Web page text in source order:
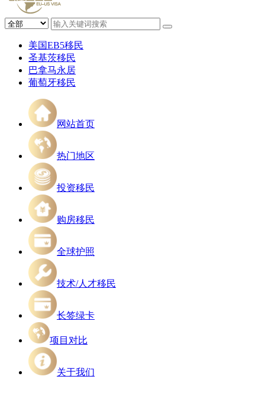
美国EB5移民
圣基茨移民
巴拿马永居
葡萄牙移民
网站首页
热门地区
投资移民
购房移民
全球护照
技术/人才移民
长签绿卡
项目对比
关于我们